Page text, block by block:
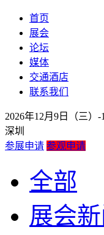
首页
展会
论坛
媒体
交通酒店
联系我们
2026年12月9日（三）-
深圳
参展申请 参观申请
全部
展会新